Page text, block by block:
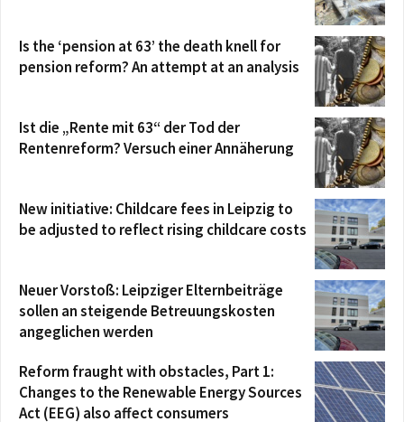
Is the ‘pension at 63’ the death knell for
pension reform? An attempt at an analysis
Ist die „Rente mit 63“ der Tod der
Rentenreform? Versuch einer Annäherung
New initiative: Childcare fees in Leipzig to
be adjusted to reflect rising childcare costs
Neuer Vorstoß: Leipziger Elternbeiträge
sollen an steigende Betreuungskosten
angeglichen werden
Reform fraught with obstacles, Part 1:
Changes to the Renewable Energy Sources
Act (EEG) also affect consumers